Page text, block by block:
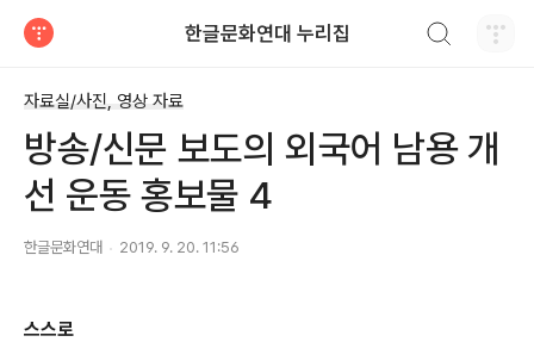
한글문화연대 누리집
자료실/사진, 영상 자료
방송/신문 보도의 외국어 남용 개
선 운동 홍보물 4
한글문화연대 2019. 9. 20. 11:56
스스로